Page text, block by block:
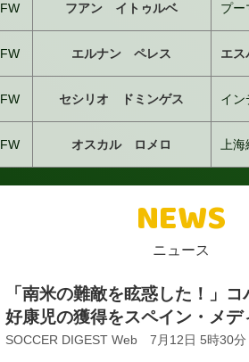
FW フアン イトゥルベ プ
FW エルナン ペレス エス
FW セシリオ ドミンゲス イン
FW オスカル ロメロ 上
NEWS
ニュース
「南米の難敵を眩惑した！」
好康児の獲得をスペイン・メデ
SOCCER DIGEST Web 7月12日 5時30分